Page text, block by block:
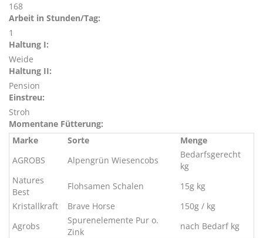
168
Arbeit in Stunden/Tag:
1
Haltung I:
Weide
Haltung II:
Pension
Einstreu:
Stroh
Momentane Fütterung:
Marke
Sorte
Menge
AGROBS
Alpengrün Wiesencobs
Bedarfsgerecht
kg
Natures
Best
Flohsamen Schalen
15g kg
Kristallkraft
Brave Horse
150g / kg
Agrobs
Spurenelemente Pur o.
Zink
nach Bedarf kg